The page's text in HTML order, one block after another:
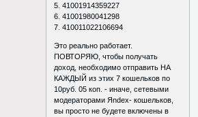
5. 41001914359227
6. 41001980041298
7. 410011022106694
Это реально работает.
ПОВТОРЯЮ, чтобы получать
доход, необходимо отправить НА
КАЖДЫЙ из этих 7 кошельков по
10руб. 05 коп. - иначе, сетевыми
модераторами Яndex- кошельков,
вы просто не будете включены в